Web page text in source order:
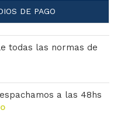
DE PAGO
todas las normas de
a las 48hs